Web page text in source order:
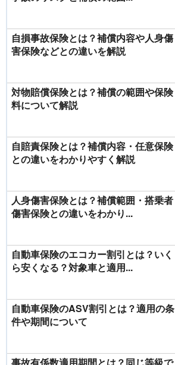
自損事故保険とは？補償内容や人身傷
害保険などとの違いを解説
対物賠償保険とは？補償の範囲や保険
料について解説
自賠責保険とは？補償内容・任意保険
との違いをわかりやすく解説
人身傷害保険とは？補償範囲・搭乗者
傷害保険との違いをわかり...
自動車保険のエコカー割引とは？いく
ら安くなる？対象車と適用...
自動車保険のASV割引とは？適用の条
件や期間について
事故有係数適用期間とは？同じ等級で